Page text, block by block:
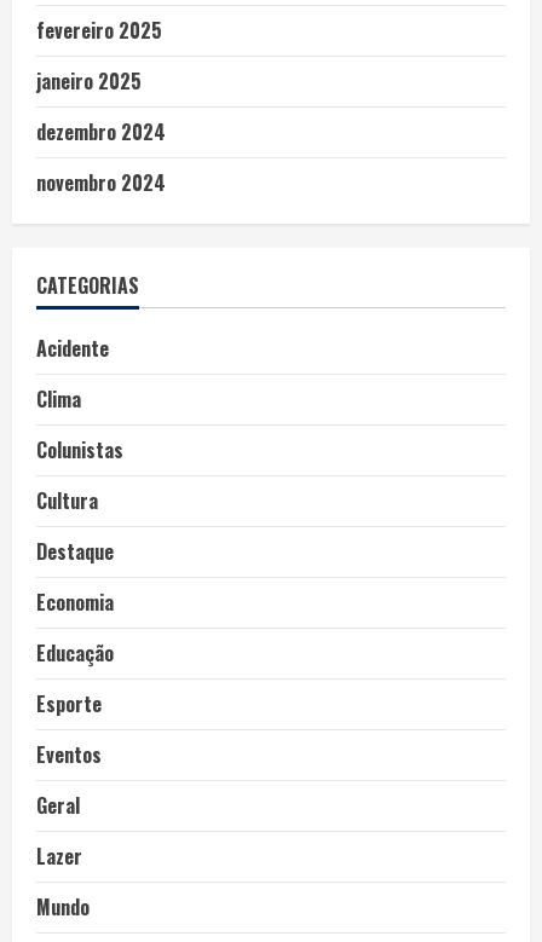
fevereiro 2025
janeiro 2025
dezembro 2024
novembro 2024
CATEGORIAS
Acidente
Clima
Colunistas
Cultura
Destaque
Economia
Educação
Esporte
Eventos
Geral
Lazer
Mundo